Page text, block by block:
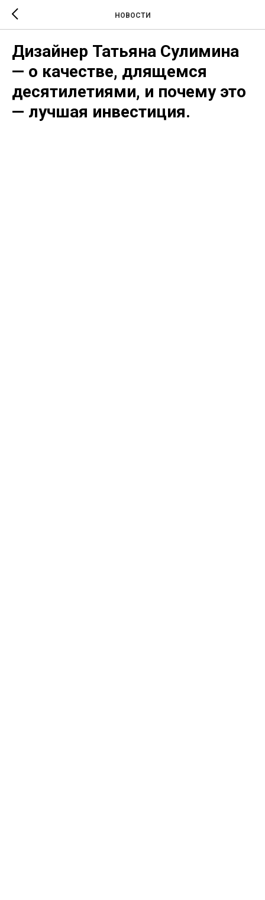
НОВОСТИ
Дизайнер Татьяна Сулимина
— о качестве, длящемся
десятилетиями, и почему это
— лучшая инвестиция.